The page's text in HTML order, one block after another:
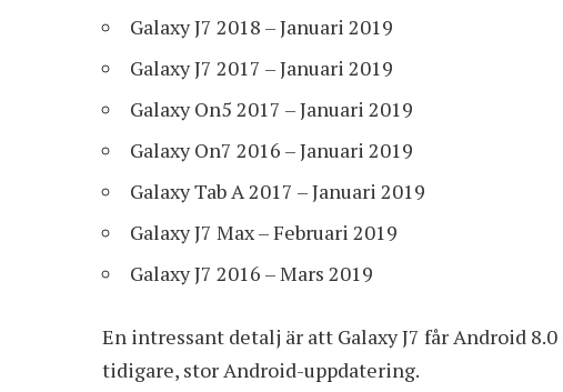
Galaxy J7 2018 – Januari 2019
Galaxy J7 2017 – Januari 2019
Galaxy On5 2017 – Januari 2019
Galaxy On7 2016 – Januari 2019
Galaxy Tab A 2017 – Januari 2019
Galaxy J7 Max – Februari 2019
Galaxy J7 2016 – Mars 2019
En intressant detalj är att Galaxy J7 får Android
tidigare, stor Android-uppdatering.